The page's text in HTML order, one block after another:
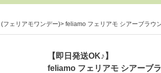
フェリアモワンデー) feliamo フェリアモ シアーブラウ
【即日発送OK♪】
feliamo フェリアモ シアーブ